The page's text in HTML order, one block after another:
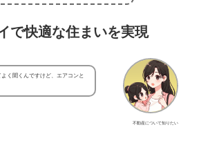
で快適な住まいを実現
不動産について知りたい
く聞くんですけど、エアコンと